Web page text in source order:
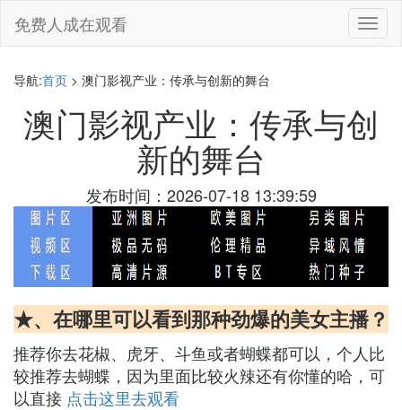
切
换
免费人成在观看
导航:首页 > 澳门影视产业：传承与创新的舞台
澳门影视产业：传承与创
新的舞台
发布时间：2026-07-18 13:39:59
★、在哪里可以看到那种劲爆的美女主播？
推荐你去花椒、虎牙、斗鱼或者蝴蝶都可以，个人比
较推荐去蝴蝶，因为里面比较火辣还有你懂的哈，可
以直接 点击这里去观看